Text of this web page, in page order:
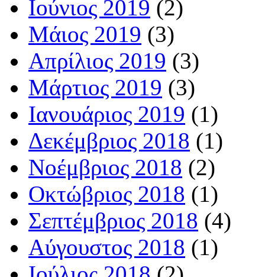
Ιούνιος 2019 (2)
Μάιος 2019 (3)
Απρίλιος 2019 (3)
Μάρτιος 2019 (3)
Ιανουάριος 2019 (1)
Δεκέμβριος 2018 (1)
Νοέμβριος 2018 (2)
Οκτώβριος 2018 (1)
Σεπτέμβριος 2018 (4)
Αύγουστος 2018 (1)